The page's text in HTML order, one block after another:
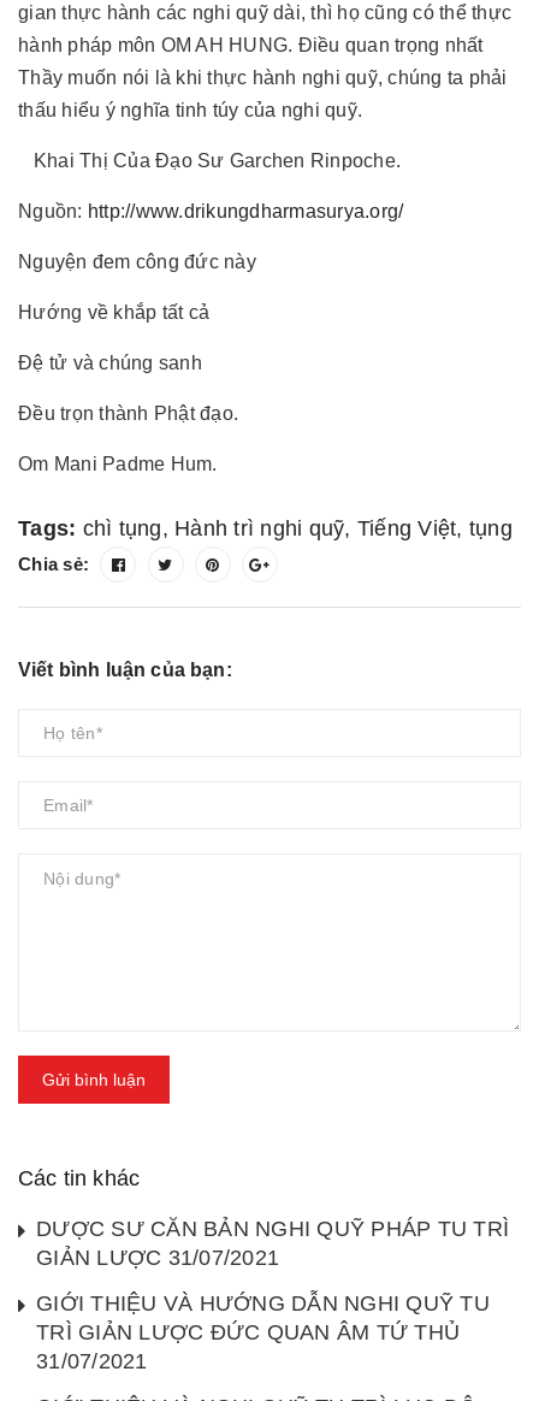
gian thực hành các nghi quỹ dài, thì họ cũng có thể thực
hành pháp môn OM AH HUNG. Điều quan trọng nhất
Thầy muốn nói là khi thực hành nghi quỹ, chúng ta phải
thấu hiểu ý nghĩa tinh túy của nghi quỹ.
Khai Thị Của Đạo Sư Garchen Rinpoche.
Nguồn: http://www.drikungdharmasurya.org/
Nguyện đem công đức này
Hướng về khắp tất cả
Đệ tử và chúng sanh
Đều trọn thành Phật đạo.
Om Mani Padme Hum.
Tags: chì tụng, Hành trì nghi quỹ, Tiếng Việt, tụng
Chia sẻ:
Viết bình luận của bạn:
Gửi bình luận
Các tin khác
DƯỢC SƯ CĂN BẢN NGHI QUỸ PHÁP TU TRÌ
GIẢN LƯỢC 31/07/2021
GIỚI THIỆU VÀ HƯỚNG DẪN NGHI QUỸ TU
TRÌ GIẢN LƯỢC ĐỨC QUAN ÂM TỨ THỦ
31/07/2021